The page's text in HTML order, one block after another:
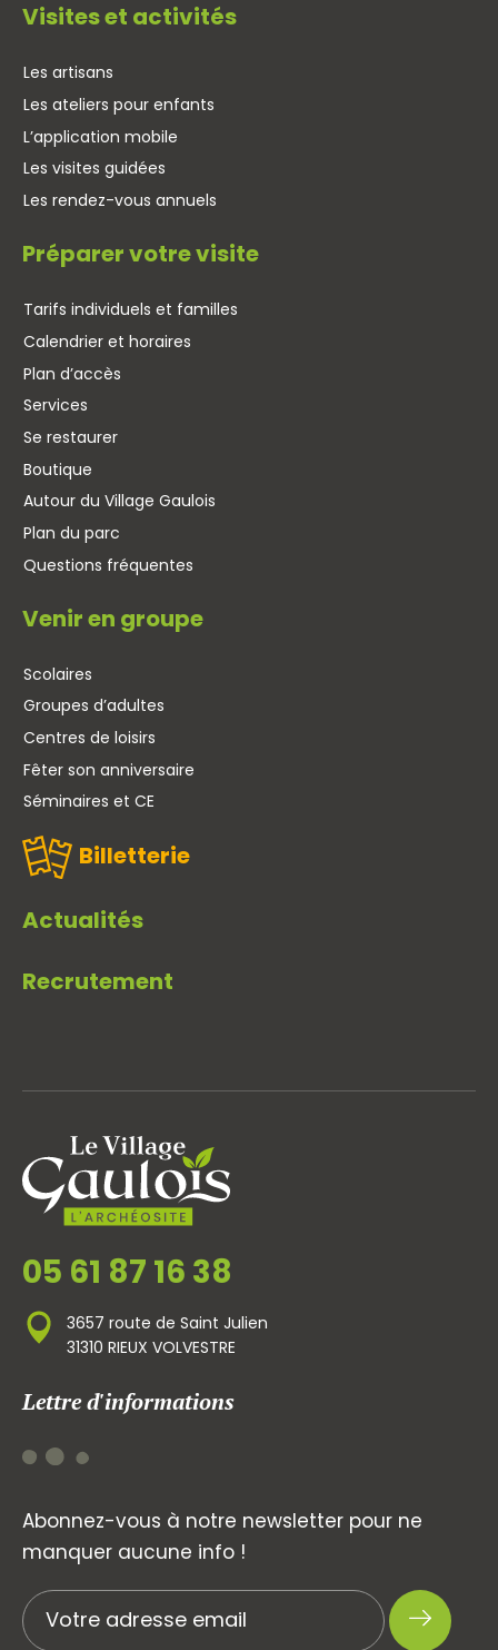
Visites et activités
Les artisans
Les ateliers pour enfants
L’application mobile
Les visites guidées
Les rendez-vous annuels
Préparer votre visite
Tarifs individuels et familles
Calendrier et horaires
Plan d’accès
Services
Se restaurer
Boutique
Autour du Village Gaulois
Plan du parc
Questions fréquentes
Venir en groupe
Scolaires
Groupes d’adultes
Centres de loisirs
Fêter son anniversaire
Séminaires et CE
Billetterie
Actualités
Recrutement
05 61 87 16 38
3657 route de Saint Julien
31310 RIEUX VOLVESTRE
Lettre d'informations
Abonnez-vous à notre newsletter pour ne
manquer aucune info !